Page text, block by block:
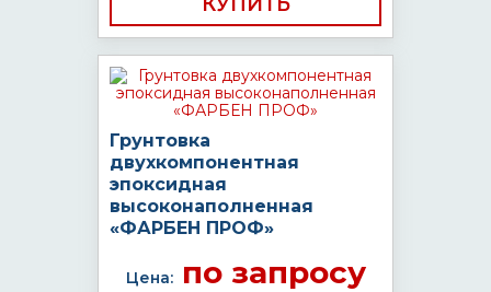
Грунтовка
двухкомпонентная
эпоксидная
высоконаполненная
«ФАРБЕН ПРОФ»
Цена:по запросу